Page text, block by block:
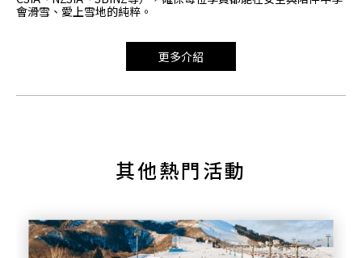
會滑雪、愛上雪地的純粹。
更多介紹
其他熱門活動